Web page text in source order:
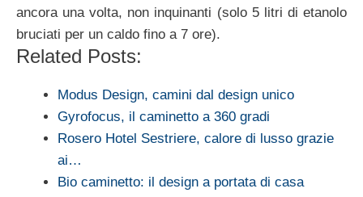
ancora una volta, non inquinanti (solo 5 litri di etanolo
bruciati per un caldo fino a 7 ore).
Related Posts:
Modus Design, camini dal design unico
Gyrofocus, il caminetto a 360 gradi
Rosero Hotel Sestriere, calore di lusso grazie
ai…
Bio caminetto: il design a portata di casa